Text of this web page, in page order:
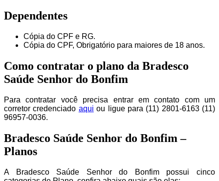
Dependentes
Cópia do CPF e RG.
Cópia do CPF, Obrigatório para maiores de 18 anos.
Como contratar o plano da Bradesco
Saúde Senhor do Bonfim
Para contratar você precisa entrar em contato com um
corretor credenciado aqui ou ligue para (11) 2801-6163 (11)
96957-0036.
Bradesco Saúde Senhor do Bonfim –
Planos
A Bradesco Saúde Senhor do Bonfim possui cinco